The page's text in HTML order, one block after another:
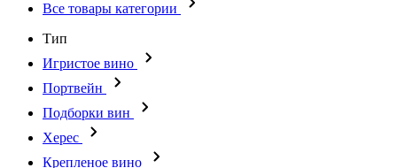
Все товары категории
Тип
Игристое вино
Портвейн
Подборки вин
Херес
Крепленое вино